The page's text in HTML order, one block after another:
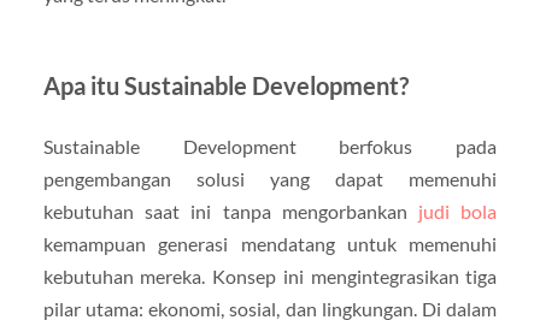
Apa itu Sustainable Development?
Sustainable Development berfokus pada
pengembangan solusi yang dapat memenuhi
kebutuhan saat ini tanpa mengorbankan judi bola
kemampuan generasi mendatang untuk memenuhi
kebutuhan mereka. Konsep ini mengintegrasikan tiga
pilar utama: ekonomi, sosial, dan lingkungan. Di dalam